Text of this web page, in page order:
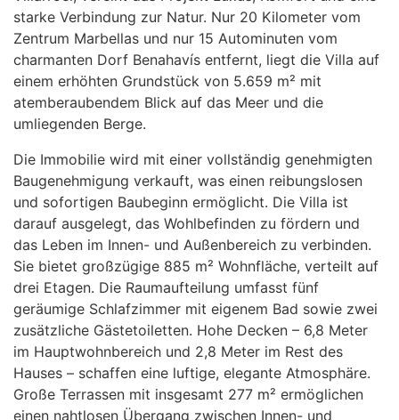
starke Verbindung zur Natur. Nur 20 Kilometer vom
Zentrum Marbellas und nur 15 Autominuten vom
charmanten Dorf Benahavís entfernt, liegt die Villa auf
einem erhöhten Grundstück von 5.659 m² mit
atemberaubendem Blick auf das Meer und die
umliegenden Berge.
Die Immobilie wird mit einer vollständig genehmigten
Baugenehmigung verkauft, was einen reibungslosen
und sofortigen Baubeginn ermöglicht. Die Villa ist
darauf ausgelegt, das Wohlbefinden zu fördern und
das Leben im Innen- und Außenbereich zu verbinden.
Sie bietet großzügige 885 m² Wohnfläche, verteilt auf
drei Etagen. Die Raumaufteilung umfasst fünf
geräumige Schlafzimmer mit eigenem Bad sowie zwei
zusätzliche Gästetoiletten. Hohe Decken – 6,8 Meter
im Hauptwohnbereich und 2,8 Meter im Rest des
Hauses – schaffen eine luftige, elegante Atmosphäre.
Große Terrassen mit insgesamt 277 m² ermöglichen
einen nahtlosen Übergang zwischen Innen- und